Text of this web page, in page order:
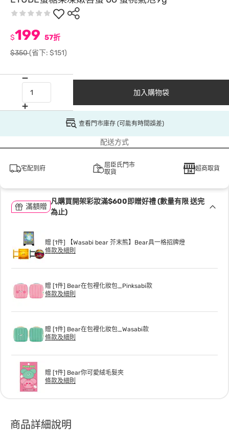
$199 57折
$350(省下: $151)
加入購物袋
查看門市庫存 (可能有時間誤差)
配送方式
宅配到府
屈臣氏門市
取貨
超商取貨
滿額贈
凡購買開架彩妝滿$600即贈好禮 (數量有限 送完
為止)
贈 [1件] 【Wasabi bear 芥末熊】Bear具一格招牌燈
條款及細則
贈 [1件] Bear在包裡化妝包_Pinksabi款
條款及細則
贈 [1件] Bear在包裡化妝包_Wasabi款
條款及細則
贈 [1件] Bear你可愛絨毛髮夾
條款及細則
商品詳細說明